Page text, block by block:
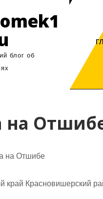
блог об
на
на Отшибе
край Красновишерский